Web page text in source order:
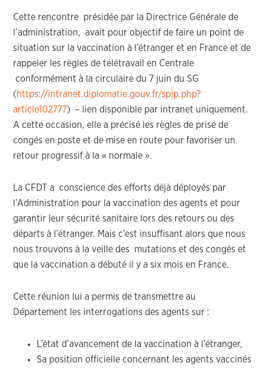
Cette rencontre présidée par la Directrice Générale de
l’administration, avait pour objectif de faire un point de
situation sur la vaccination à l’étranger et en France et de
rappeler les règles de télétravail en Centrale
conformément à la circulaire du 7 juin du SG
(https://intranet.diplomatie.gouv.fr/spip.php?
article102777) – lien disponible par intranet uniquement.
A cette occasion, elle a précisé les règles de prise de
congés en poste et de mise en route pour favoriser un
retour progressif à la « normale ».
La CFDT a conscience des efforts déjà déployés par
l’Administration pour la vaccination des agents et pour
garantir leur sécurité sanitaire lors des retours ou des
départs à l’étranger. Mais c’est insuffisant alors que nous
nous trouvons à la veille des mutations et des congés et
que la vaccination a débuté il y a six mois en France.
Cette réunion lui a permis de transmettre au
Département les interrogations des agents sur :
L’état d’avancement de la vaccination à l’étranger,
Sa position officielle concernant les agents vaccinés